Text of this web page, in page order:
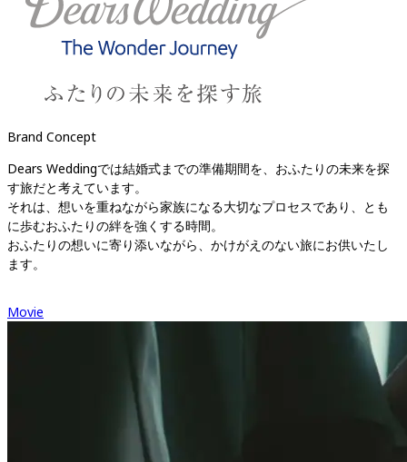
Brand Concept
Dears Weddingでは結婚式までの準備期間を、おふたりの未来を探
す旅だと考えています。
それは、想いを重ねながら家族になる大切なプロセスであり、とも
に歩むおふたりの絆を強くする時間。
おふたりの想いに寄り添いながら、かけがえのない旅にお供いたし
ます。
Movie